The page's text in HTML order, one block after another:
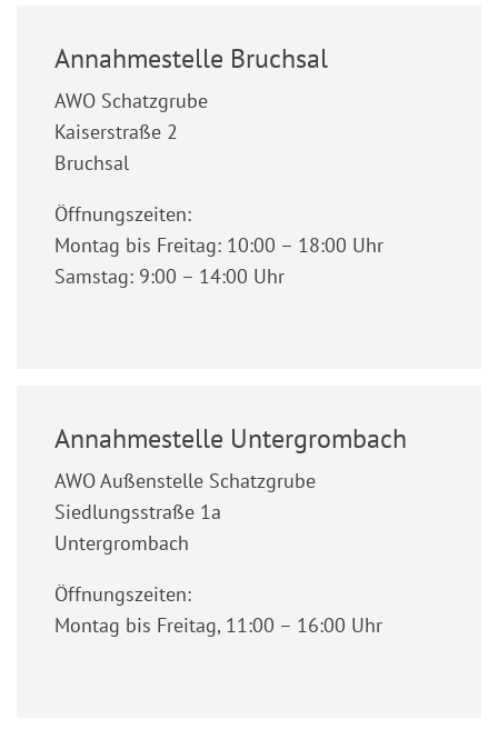
Annahmestelle Bruchsal
AWO Schatzgrube
Kaiserstraße 2
Bruchsal
Öffnungszeiten:
Montag bis Freitag: 10:00 – 18:00 Uhr
Samstag: 9:00 – 14:00 Uhr
Annahmestelle Untergrombach
AWO Außenstelle Schatzgrube
Siedlungsstraße 1a
Untergrombach
Öffnungszeiten:
Montag bis Freitag, 11:00 – 16:00 Uhr